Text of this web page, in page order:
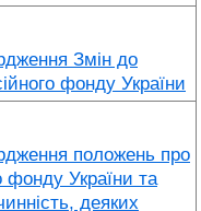
Змін до
фонду України
положень про
фонду України та
деяких